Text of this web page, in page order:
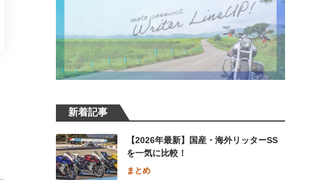
新着記事
【2026年最新】国産・海外リッターSS
を一気に比較！
まとめ